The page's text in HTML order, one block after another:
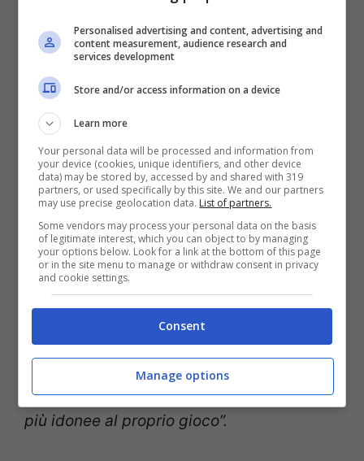
“Io ho già difficoltà coi giocatori, non ce la
faccio proprio. Lui è stato straordinario con
noi, come Pasalic e Pessina è stato
bravissimo ad adattarsi e fare cose
egregie in un ruolo non suo. È stato
bravissimo, ma è giusto che l’Atalanta
gol all’anno. È giusto che in sede di
mercato si cerchino delle caratteristiche
più idonee al proprio gioco”.
Personalised advertising and content, advertising and
content measurement, audience research and
services development
Store and/or access information on a device
Learn more
Your personal data will be processed and information from
your device (cookies, unique identifiers, and other device
data) may be stored by, accessed by and shared with 319
partners, or used specifically by this site. We and our partners
may use precise geolocation data. List of partners.
Some vendors may process your personal data on the basis
of legitimate interest, which you can object to by managing
your options below. Look for a link at the bottom of this page
or in the site menu to manage or withdraw consent in privacy
and cookie settings.
Consent
Manage options